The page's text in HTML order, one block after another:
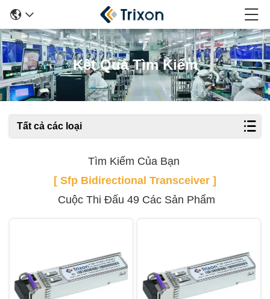
Kết Quả Tìm Kiếm
Tất cả các loại
Tìm Kiếm Của Bạn
[ Sfp Bidirectional Transceiver ]
Cuộc Thi Đấu 49 Các Sản Phẩm